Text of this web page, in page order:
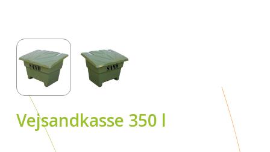
Vejsandkasse 350 l